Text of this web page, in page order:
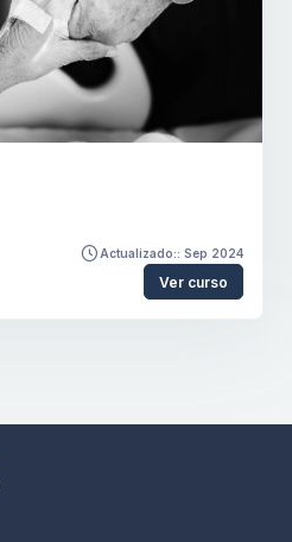
Actualizado:: Sep 2024
Ver curso